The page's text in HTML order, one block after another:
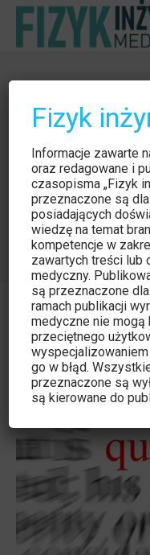
wymogów z
laboratorium
17025:2005
norm
Jesteś tutaj: Strona
Praktyczny
Czytelnia
Fizyk
Informacje zawarte
oraz redagowane i
czasopisma „Fizyk
przeznaczone są
posiadających
wiedzę na temat
kompetencje w
zawartych treści lub
medyczny.
są przeznaczone
ramach publikacji
medyczne nie
przeciętnego
go w błąd.
przeznaczone są
są kierowane do